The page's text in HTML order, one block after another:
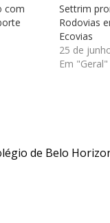
com
Settrim
Rodovias
Ecovias
25 de
Em "Geral"
de Belo